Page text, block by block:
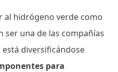
al hidrógeno verde como
ser una de las compañías
diversificándose
para